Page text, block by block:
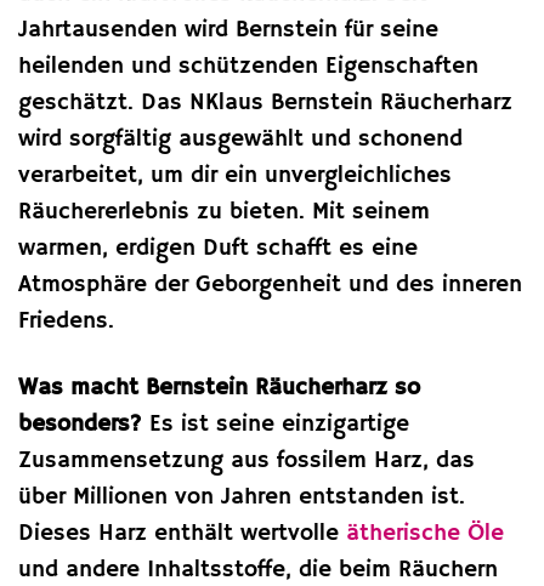
Jahrtausenden wird Bernstein für seine
heilenden und schützenden Eigenschaften
geschätzt. Das NKlaus Bernstein Räucherharz
wird sorgfältig ausgewählt und schonend
verarbeitet, um dir ein unvergleichliches
Räuchererlebnis zu bieten. Mit seinem
warmen, erdigen Duft schafft es eine
Atmosphäre der Geborgenheit und des inneren
Friedens.
Was macht Bernstein Räucherharz so
besonders? Es ist seine einzigartige
Zusammensetzung aus fossilem Harz, das
über Millionen von Jahren entstanden ist.
Dieses Harz enthält wertvolle ätherische Öle
und andere Inhaltsstoffe, die beim Räuchern